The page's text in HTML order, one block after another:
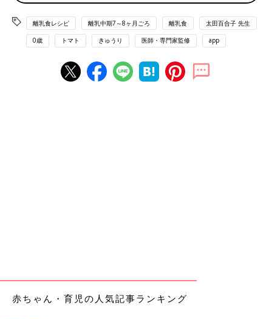
離乳食の「下ごしらえ」の方法はここから確認してください
きゅうりとトマトのサラダ風 レシピ
離乳食レシピ 離乳中期7～8ヶ月ごろ 離乳食 太田百合子 先生
0歳 トマト きゅうり 医師・専門家監修 app
赤ちゃん・育児の人気記事ランキング